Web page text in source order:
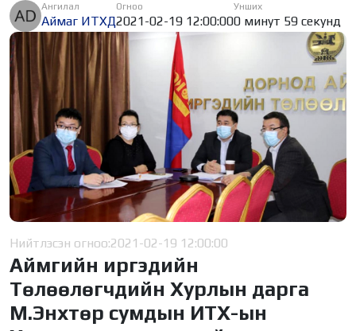
Ангилал
Аймаг ИТХД
Огноо
2021-02-19 12:00:00
Унших
0 минут 59 секунд
Нийтлэсэн огноо:2021-02-19 12:00:00
Аймгийн иргэдийн
Төлөөлөгчдийн Хурлын дарга
М.Энхтөр сумдын ИТХ-ын